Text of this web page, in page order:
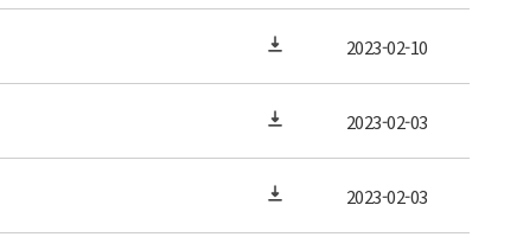
2023-02-10
2023-02-03
2023-02-03